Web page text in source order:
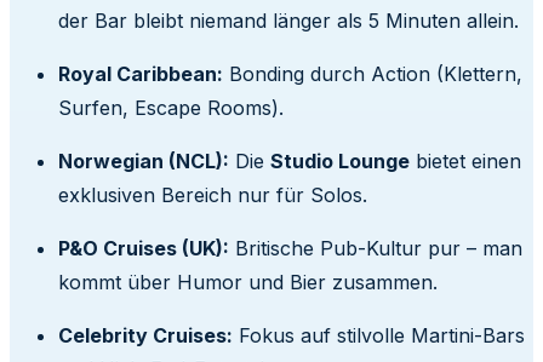
der Bar bleibt niemand länger als 5 Minuten allein.
Royal Caribbean: Bonding durch Action (Klettern,
Surfen, Escape Rooms).
Norwegian (NCL): Die Studio Lounge bietet einen
exklusiven Bereich nur für Solos.
P&O Cruises (UK): Britische Pub-Kultur pur – man
kommt über Humor und Bier zusammen.
Celebrity Cruises: Fokus auf stilvolle Martini-Bars